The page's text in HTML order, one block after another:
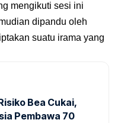
mengikuti sesi ini
dipandu oleh
suatu irama yang
Bea Cukai,
Pembawa 70